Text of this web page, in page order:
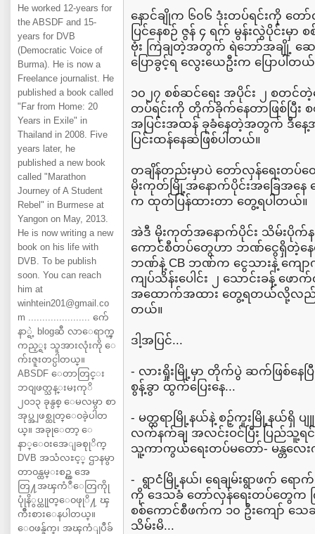
He worked 12-years for
the ABSDF and 15-
years for DVB
(Democratic Voice of
Burma). He is now a
Freelance journalist. He
published a book called
"Far from Home: 20
Years in Exile" in
Thailand in 2008. Five
years later, he
published a new book
called "Marathon
Journey of A Student
Rebel" in Burmese at
Yangon on May, 2013.
He is now writing a new
book on his life with
DVB. To be publish
soon. You can reach
him at
winhtein201@gmail.co
m ...................... က်ေ
နာ္ရဲ့ blogဆီ လာေရာက္ၾ
ကည့္ရႈ သူအားလုံးကို ေ
က်းဇူးတင္ပါတယ္။
ABSDF ေတာတြင္း
ဘ၀ျဖတ္သန္းမႈကုိ
၂၀၁၃ ခုနွစ္ ေမလမွာ စာ
အုပ္အျဖစ္ထုတ္ေ၀ခဲ့ပါတ
ယ္။ အခုုေတာ့ ေ
နာ္ေ၀းအေျခစုုိက္
DVB အသံလႊင့္ ဌာနမွာ
တာ၀န္ထမ္းစဥ္က အေ
တြ႔အၾကံဳေတြကိုု
ပုုံနိွပ္ထုုတ္ေ၀ဖုုိ႔ ၾ
ကိဳးစားေနပါတယ္။
ေ၀ဖန္ခ်က္၊ အၾကံျပဳခ်
နောင်ချိုက ၆၀၆ ဒုံးတပ်ရင်းကို တ
ပြင်နေစဉ် ဇွန် ၄ ရက် မွန်းလွဲပိုင်း
ဗုံး ကြဲချတဲ့အတွက် ရဲဘော်အချို့ ဆ
ပြောခွင့်ရ လွေးယေဦးက ပြောပါတ
၁၀၂၇ စစ်ဆင်ရေး အပိုင်း ၂ စတင်
တပ်ရင်းကို တိုက်ခိုက်နေတာဖြစ်ပြီး
အပြင်းအထန် ခုခံနေတဲ့အတွက် ဒီန
ပြင်းထန်နေဆဲဖြစ်ပါတယ်။
တချိန်တည်းမှာပဲ တော်လှန်ရေးတပ်
မိုးကုတ်မြို့အနောက်ပိုင်းအခြေအနေ
က ထုတ်ပြန်ထားတာ တွေ့ရပါတယ်။
အဲဒီ မိုးကုတ်အနောက်ပိုင်း သိမ်းပိုက်န
ကောင်စီတပ်တွေဟာ ဘဏ်ငွေရှိတဲ့နေရာ
ဘဏ်နဲ့ CB ဘဏ်က ငွေသားနဲ့ ကျော
ကျပ်သိန်းပေါင်း ၂ သောင်းခန့် ဖေ
အထောက်အထား တွေ့ရတယ်လို့လည်း
တယ်။
ဒါ့အပြင်...
- လားရှိုးမြို့မှာ တိုက်ပွဲ ဆက်ဖြစ်နေပြီ
စွန့်ခွာ ထွက်ပြေးနေ...
- မတ္တရာမြို့နယ်နဲ့ စဉ့်ကူးမြို့နယ်ရှိ ပ
လက်နက်ချ အလင်းဝင်ပြီး ပြည်သူ့ရင်
သူ့ကာကွယ်ရေးတပ်မတော်- မန္တလေ
- ရွာငံမြို့နယ်၊ ရေချမ်းရွာဖက် ရေ
ကို ဒေသခံ တော်လှန်ရေးတပ်တွေ
စစ်ကောင်စီဖက်က ၁၀ ဦးကျော်
သိမ်းမိ...